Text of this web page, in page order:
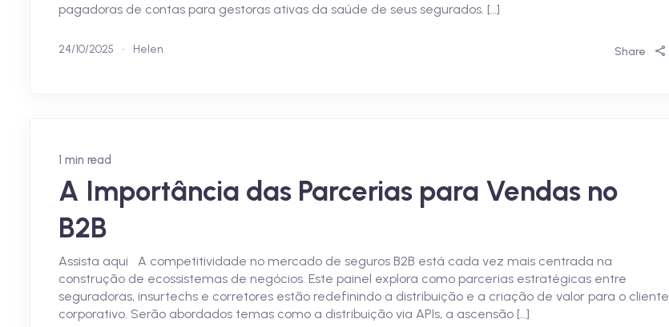
pagadoras de contas para gestoras ativas da saúde de seus segurados. […]
Share
24/10/2025 Helen
1 min read
A Importância das Parcerias para Vendas no
B2B
Assista aqui A competitividade no mercado de seguros B2B está cada vez mais centrada na
construção de ecossistemas de negócios. Este painel explora como parcerias estratégicas entre
seguradoras, insurtechs e corretores estão redefinindo a distribuição e a criação de valor para o cliente
corporativo. Serão abordados temas como a distribuição via APIs, a ascensão […]